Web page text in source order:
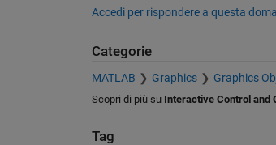
Accedi per rispondere a questa
Categorie
MATLAB Graphics Graphics
Scopri di più su Interactive Control and
Tag